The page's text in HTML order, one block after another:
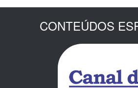
CONTEÚDOS